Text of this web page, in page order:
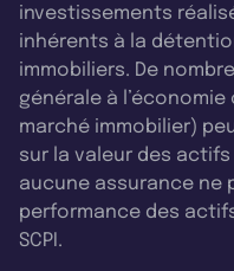
investissements
inhérents à la
immobiliers. De
générale à
marché immobilier)
sur la valeur des
aucune assurance ne
performance des
SCPI.